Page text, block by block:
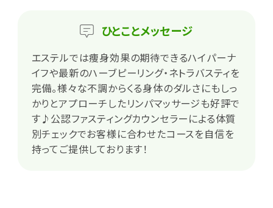
ひとことメッセージ
エステルでは痩身効果の期待できるハイパーナ
イフや最新のハーブピーリング・ネトラバスティを
完備。様々な不調からくる身体のダルさにもしっ
かりとアプローチしたリンパマッサージも好評で
す♪公認ファスティングカウンセラーによる体質
別チェックでお客様に合わせたコースを自信を
持ってご提供しております！